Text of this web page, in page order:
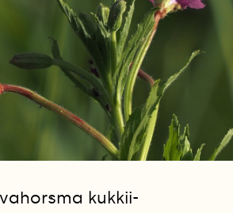
kukkii-